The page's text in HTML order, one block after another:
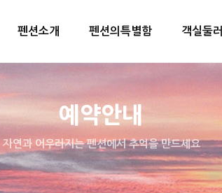
펜션소개 펜션의특별함 객실둘
예약안내
자연과 어우러지는 펜션에서 추억을 만드세요